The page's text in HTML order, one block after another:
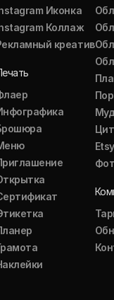
Иконка
Коллаж
креатив